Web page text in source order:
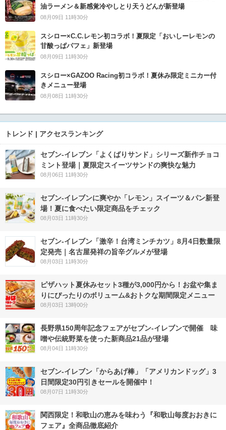
油ラーメン＆新感覚冷やしとり天うどんが新登場
08月09日 11時30分
スシロー×C.C.レモン初コラボ！夏限定「おいしーレモンの
甘酸っぱパフェ」新登場
08月09日 11時30分
スシロー×GAZOO Racing初コラボ！夏休み限定ミニカー付
きメニュー登場
08月08日 11時30分
トレンド | アクセスランキング
セブン‐イレブン「よくばりサンド」シリーズ新作チョコ
ミント登場｜夏限定スイーツサンドの爽快な魅力
08月06日 11時30分
セブン‐イレブンに爽やか「レモン」スイーツ＆パン新登
場！夏に食べたい限定商品をチェック
08月03日 11時30分
セブン-イレブン「激辛！台湾ミンチカツ」8月4日数量限
定発売｜名古屋発祥の旨辛グルメが登場
08月03日 11時30分
ピザハット夏休みセット3種が3,000円から！お盆や集ま
りにぴったりのボリューム&おトクな期間限定メニュー
08月03日 13時00分
長野県150周年記念フェアがセブン-イレブンで開催 味
噌や伝統野菜を使った新商品21品が登場
08月04日 11時30分
セブン‐イレブン「からあげ棒」「アメリカンドッグ」3
日間限定30円引きセールを開催中！
08月07日 11時30分
関西限定！和歌山の恵みを味わう『和歌山毎度おおきに
フェア』全商品徹底紹介